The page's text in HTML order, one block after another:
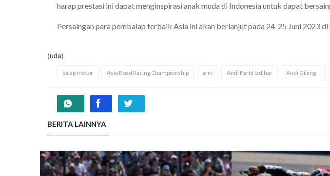
harap prestasi ini dapat menginspirasi anak muda di Indonesia untuk dapat
Persaingan para pembalap terbaik Asia ini akan berlanjut pada 24-25 Juni 2023
(uda)
balap motor Asia Road Racing Championship arrc Andi Farid Izdihar Andi Gilang
BERITA LAINNYA